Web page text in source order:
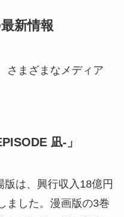
新情報
さまざまなメディア
凪-」
は、興行収入18億円
ました。漫画版の3巻